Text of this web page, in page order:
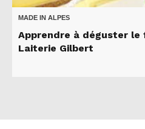
MADE IN ALPES
Apprendre à déguster le
Laiterie Gilbert